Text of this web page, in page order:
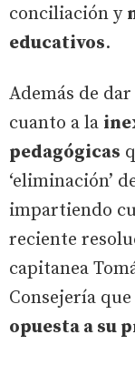
conciliación y
educativos.
Además de
cuanto a la
pedagógicas
‘eliminación’
impartiendo
reciente
capitanea
Consejería
opuesta a su